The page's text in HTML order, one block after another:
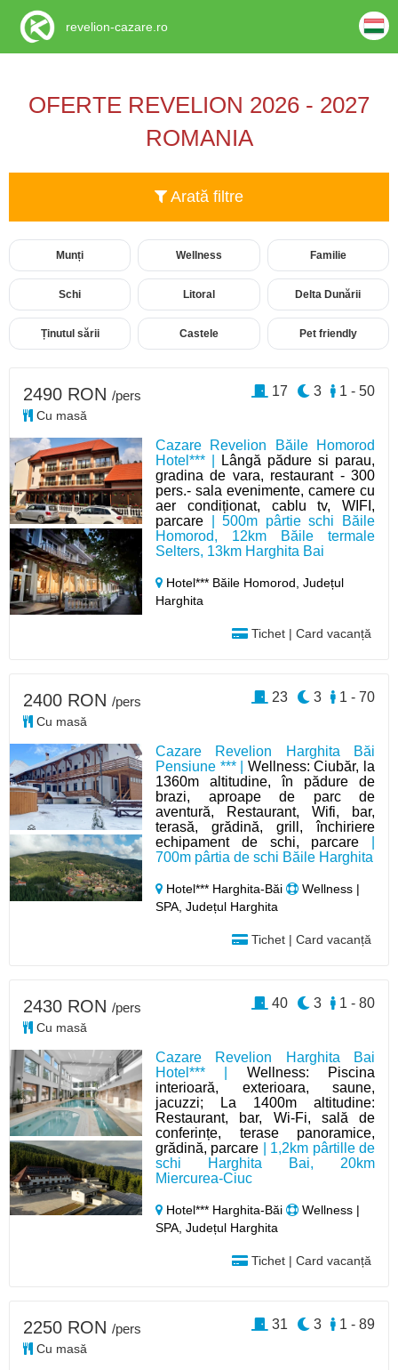
OFERTE REVELION 2026 - 2027
ROMANIA
Arată filtre
Munți Wellness Familie
Schi Litoral Delta Dunării
Ținutul sării Castele Pet friendly
Cazare Revelion Băile Homorod
Hotel*** |
Lângă pădure si parau,
gradina de vara, restaurant - 300
pers.- sala evenimente, camere cu
aer condiționat, cablu tv, WIFI,
parcare | 500m pârtie schi Băile
Homorod, 12km Băile termale
Selters, 13km Harghita Bai
Hotel*** Băile Homorod,Județul
Harghita
Tichet | Card vacanță
2490 RON /pers
Cu masă
1 - 50
3
17
Cazare Revelion Harghita Băi
Pensiune *** | Wellness: Ciubăr, la
1360m altitudine, în pădure de
brazi, aproape de parc de
aventură, Restaurant, Wifi, bar,
terasă, grădină, grill, închiriere
echipament de schi, parcare
700m pârtia de schi Băile Harghita
Hotel*** Harghita-Băi
Wellness |
SPA, Județul Harghita
Tichet | Card vacanță
2400 RON /pers
Cu masă
1 - 70
3
23
Cazare Revelion Harghita Bai
Hotel*** | Wellness: Piscina
interioară, exterioara, saune,
jacuzzi; La 1400m altitudine:
Restaurant, bar, Wi-Fi, sală de
conferințe, terase panoramice,
grădină, parcare | 1,2km pârtille de
schi Harghita Bai, 20km
Miercurea-Ciuc
Hotel*** Harghita-Băi
Wellness |
SPA, Județul Harghita
Tichet | Card vacanță
2430 RON /pers
Cu masă
1 - 80
3
40
2250 RON /pers
Cu masă
1 - 89
3
31
revelion-cazare.ro